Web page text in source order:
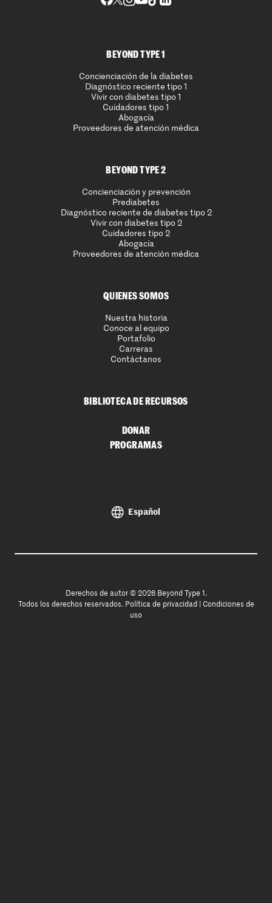
BEYOND TYPE 1
Concienciación de la diabetes
Diagnóstico reciente tipo 1
Vivir con diabetes tipo 1
Cuidadores tipo 1
Abogacía
Proveedores de atención médica
BEYOND TYPE 2
Concienciación y prevención
Prediabetes
Diagnóstico reciente de diabetes tipo 2
Vivir con diabetes tipo 2
Cuidadores tipo 2
Abogacía
Proveedores de atención médica
QUIENES SOMOS
Nuestra historia
Conoce al equipo
Portafolio
Carreras
Contáctanos
BIBLIOTECA DE RECURSOS
DONAR
PROGRAMAS
Español
Derechos de autor © 2026 Beyond Type 1.
Todos los derechos reservados. Política de privacidad
Condiciones de
uso